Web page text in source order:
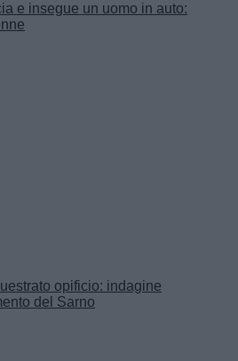
e insegue un uomo in auto:
opificio: indagine
del Sarno